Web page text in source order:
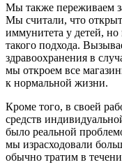
Мы также переживаем
Мы считали, что
иммунитета у детей, но
такого подхода.
здравоохранения в
мы откроем все
к нормальной жизни.
Кроме того, в своей
средств
было реальной
мы израсходовали
обычно тратим в